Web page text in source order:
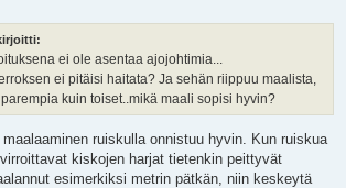
ei ole asentaa ajojohtimia...
ei pitäisi haitata? Ja sehän riippuu maalista,
kuin toiset..mikä maali sopisi hyvin?
ruiskulla onnistuu hyvin. Kun ruiskua
kiskojen harjat tietenkin peittyvät
esimerkiksi metrin pätkän, niin keskeytä